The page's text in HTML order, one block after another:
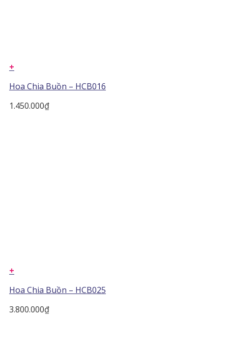
+
Hoa Chia Buồn – HCB016
1.450.000₫
+
Hoa Chia Buồn – HCB025
3.800.000₫